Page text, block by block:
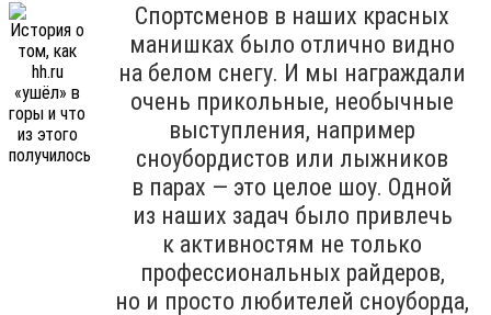
Спортсменов в наших красных
манишках было отлично видно
на белом снегу. И мы награждали
очень прикольные, необычные
выступления, например
сноубордистов или лыжников
в парах — это целое шоу. Одной
из наших задач было привлечь
к активностям не только
профессиональных райдеров,
но и просто любителей сноуборда,